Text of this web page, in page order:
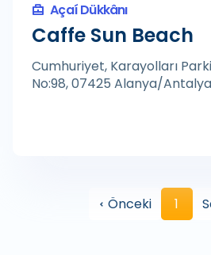
Açaí Dükkânı
Caffe Sun Beach
Cumhuriyet, Karayolları
No:98, 07425 Alanya/Antalya
Önceki 1